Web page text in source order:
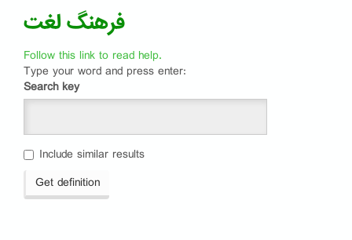
فرهنگ لغت
Follow this link to read help.
Type your word and press enter:
Search key
Include similar results
Get definition